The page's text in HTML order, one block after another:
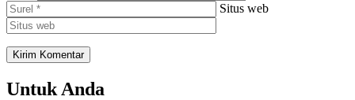
Situs web
Untuk Anda